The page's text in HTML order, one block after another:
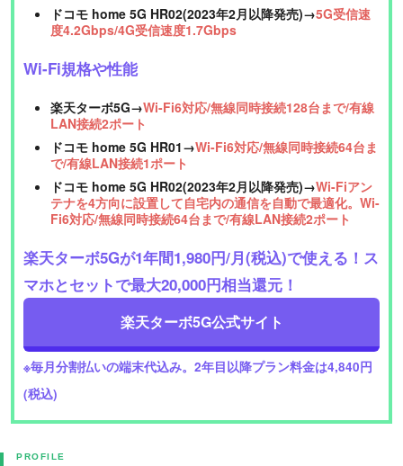
ドコモ home 5G HR02(2023年2月以降発売)→5G受信速
度4.2Gbps/4G受信速度1.7Gbps
Wi-Fi規格や性能
楽天ターボ5G→Wi-Fi6対応/無線同時接続128台まで/有線
LAN接続2ポート
ドコモ home 5G HR01→Wi-Fi6対応/無線同時接続64台ま
で/有線LAN接続1ポート
ドコモ home 5G HR02(2023年2月以降発売)→Wi-Fiアン
テナを4方向に設置して自宅内の通信を自動で最適化。Wi-
Fi6対応/無線同時接続64台まで/有線LAN接続2ポート
楽天ターボ5Gが1年間1,980円/月(税込)で使える！ス
マホとセットで最大20,000円相当還元！
楽天ターボ5G公式サイト
※毎月分割払いの端末代込み。2年目以降プラン料金は4,840円
(税込)
PROFILE